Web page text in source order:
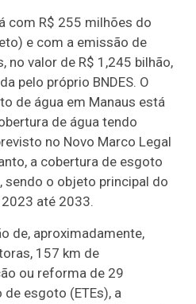
com R$ 255 milhões do
e com a emissão de
no valor de R$ 1,245 bilhão,
pelo próprio BNDES. O
de água em Manaus está
de água tendo
no Novo Marco Legal
a cobertura de esgoto
sendo o objeto principal do
até 2033.
de, aproximadamente,
157 km de
ou reforma de 29
esgoto (ETEs), a